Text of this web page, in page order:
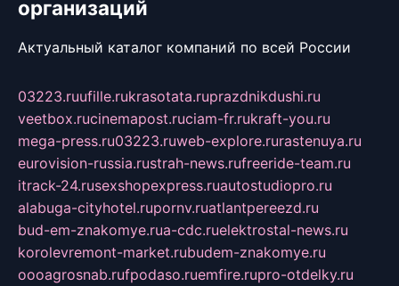
организаций
Актуальный каталог компаний по всей России
03223.ruufille.rukrasotata.ruprazdnikdushi.ru
veetbox.rucinemapost.ruciam-fr.rukraft-you.ru
mega-press.ru03223.ruweb-explore.rurastenuya.ru
eurovision-russia.rustrah-news.rufreeride-team.ru
itrack-24.rusexshopexpress.ruautostudiopro.ru
alabuga-cityhotel.rupornv.ruatlantpereezd.ru
bud-em-znakomye.rua-cdc.ruelektrostal-news.ru
korolevremont-market.rubudem-znakomye.ru
oooagrosnab.rufpodaso.ruemfire.rupro-otdelky.ru